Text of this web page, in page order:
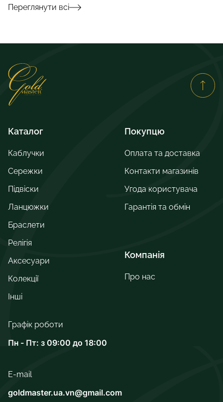
Переглянути всі
Каталог
Каблучки
Сережки
Підвіски
Ланцюжки
Браслети
Релігія
Аксесуари
Колекції
Інші
Покупцю
Оплата та доставка
Контакти магазинів
Угода користувача
Гарантія та обмін
Компанія
Про нас
Графік роботи
Пн - Пт: з 09:00 до 18:00
E-mail
goldmaster.ua.vn@gmail.com